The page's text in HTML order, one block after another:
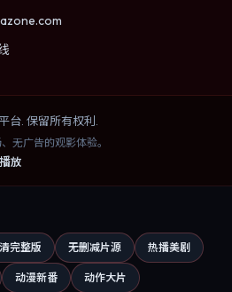
台. 保留所有权利.
无广告的观影体验。
放
完整版 无删减片源 热播美剧
动漫新番 动作大片